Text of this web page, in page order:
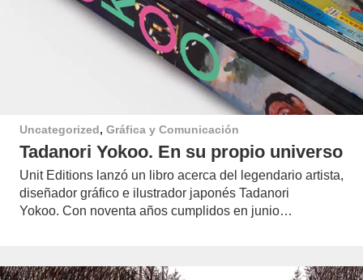
Uncategorized, Gráfica y Comunicación
Tadanori Yokoo. En su propio universo
Unit Editions lanzó un libro acerca del legendario artista,
diseñador gráfico e ilustrador japonés Tadanori
Yokoo. Con noventa años cumplidos en junio…